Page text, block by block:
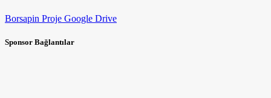
Borsapin Proje Google Drive
Sponsor Bağlantılar